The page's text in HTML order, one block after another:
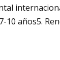
10 años5.